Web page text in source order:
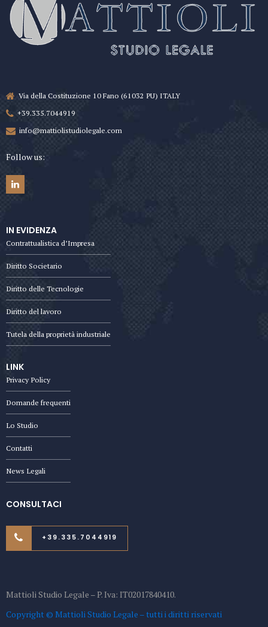
Via della Costituzione 10 Fano (61032 PU) ITALY
+39.335.7044919
info@mattiolistudiolegale.com
Follow us:
IN EVIDENZA
Contrattualistica d’Impresa
Diritto Societario
Diritto delle Tecnologie
Diritto del lavoro
Tutela della proprietà industriale
LINK
Privacy Policy
Domande frequenti
Lo Studio
Contatti
News Legali
CONSULTACI
+39.335.7044919
Mattioli Studio Legale – P. Iva: IT02017840410.
Copyright © Mattioli Studio Legale – tutti i diritti riservati